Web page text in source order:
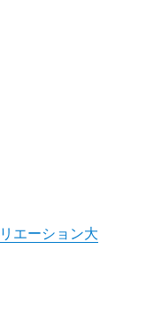
エーション大